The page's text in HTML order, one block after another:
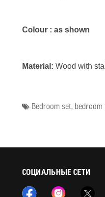
Colour : as shown
Material: Wood with
Bedroom set,
СОЦИАЛЬНЫЕ СЕТИ